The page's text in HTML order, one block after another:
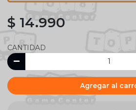
$ 14.990
CANTIDAD
Agregar al